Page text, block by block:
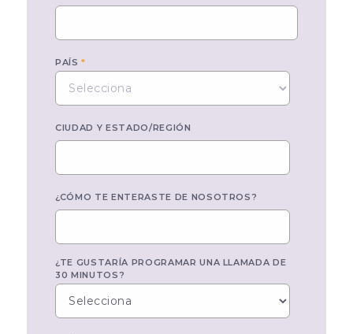
PAÍS*
CIUDAD Y ESTADO/REGIÓN
¿CÓMO TE ENTERASTE DE NOSOTROS?
¿TE GUSTARÍA PROGRAMAR UNA LLAMADA DE
30 MINUTOS?